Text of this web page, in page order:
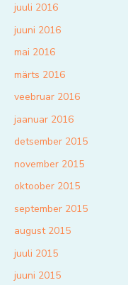
juuli 2016
juuni 2016
mai 2016
märts 2016
veebruar 2016
jaanuar 2016
detsember 2015
november 2015
oktoober 2015
september 2015
august 2015
juuli 2015
juuni 2015